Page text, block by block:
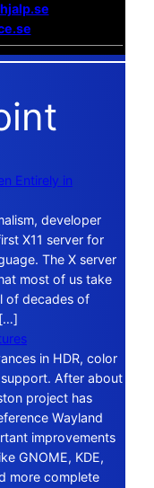
Entirely in
developer
X11 server for
The X server
most of us take
of decades of
in HDR, color
After about
project has
Wayland
improvements
GNOME, KDE,
more complete